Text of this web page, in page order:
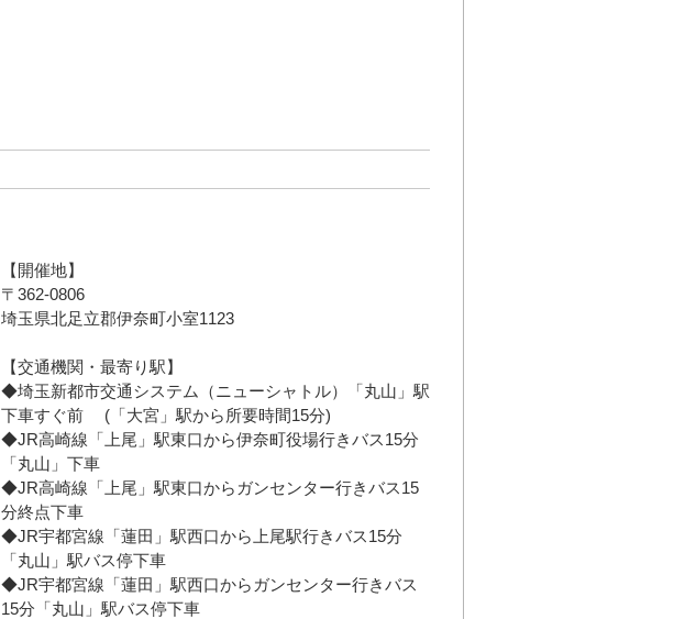
【開催地】
〒362-0806
埼玉県北足立郡伊奈町小室1123
【交通機関・最寄り駅】
◆埼玉新都市交通システム（ニューシャトル）「丸山」駅
下車すぐ前 (「大宮」駅から所要時間15分)
◆JR高崎線「上尾」駅東口から伊奈町役場行きバス15分
「丸山」下車
◆JR高崎線「上尾」駅東口からガンセンター行きバス15
分終点下車
◆JR宇都宮線「蓮田」駅西口から上尾駅行きバス15分
「丸山」駅バス停下車
◆JR宇都宮線「蓮田」駅西口からガンセンター行きバス
15分「丸山」駅バス停下車